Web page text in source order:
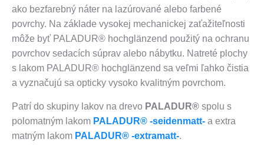
ako bezfarebný náter na lazúrované alebo farbené
povrchy. Na základe vysokej mechanickej zaťažiteľnosti
môže byť PALADUR® hochglänzend použitý na ochranu
povrchov sedacích súprav alebo nábytku. Natreté plochy
s lakom PALADUR® hochglänzend sa veľmi ľahko čistia
a vyznačujú sa opticky vysoko kvalitným povrchom.
Patrí do skupiny lakov na drevo PALADUR® spolu s
polomatným lakom PALADUR® -seidenmatt- a extra
matným lakom PALADUR® -extramatt-.